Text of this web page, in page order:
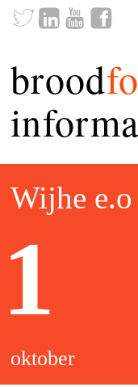
brood
Wijhe
1
oktober